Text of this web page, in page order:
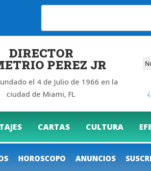
DIRECTOR
PEREZ JR
el 4 de Julio de 1966 en la
ciudad de Miami, FL
CARTAS CULTURA
HOROSCOPO ANUNCIOS